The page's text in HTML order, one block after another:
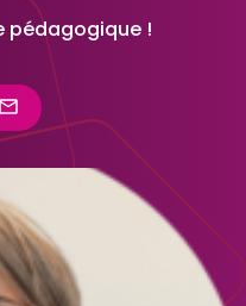
pédagogique !